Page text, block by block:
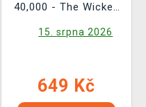
40,000 - The Wicked
15. srpna 2026
649 Kč